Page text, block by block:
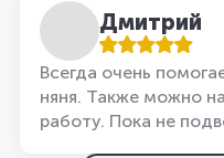
Дмитрий
Всегда очень
няня. Также можно
работу. Пока не